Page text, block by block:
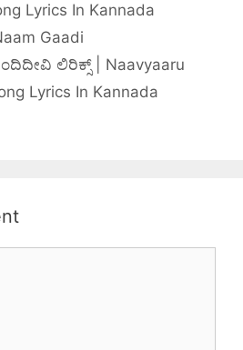
Lyrics In Kannada
Gaadi
ಲಿರಿಕ್ಸ್ | Naavyaaru
Lyrics In Kannada